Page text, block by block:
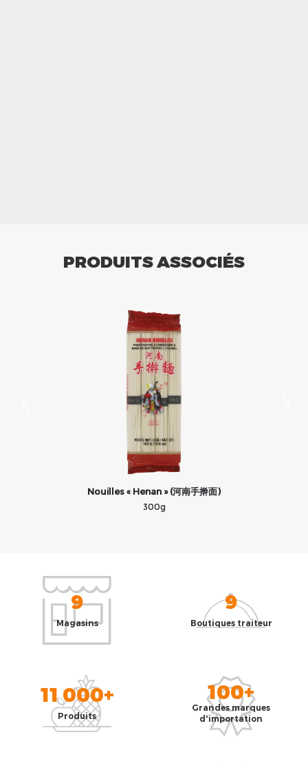
PRODUITS ASSOCIÉS
Nouilles « Henan » (河南手擀面)
300g
9
Magasins
9
Boutiques traiteur
11 000+
Produits
100+
Grandes marques
d'importation